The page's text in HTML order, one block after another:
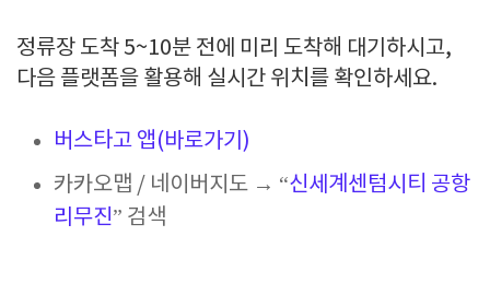
정류장 도착 5~10분 전에 미리 도착해 대기하시고,
다음 플랫폼을 활용해 실시간 위치를 확인하세요.
버스타고 앱(바로가기)
카카오맵 / 네이버지도 → “신세계센텀시티 공항
리무진” 검색